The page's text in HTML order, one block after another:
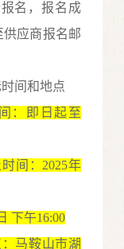
名，报名成
供应商报名邮
间和地点
：即日起至
时间：2025年
下午16:00
马鞍山市湖